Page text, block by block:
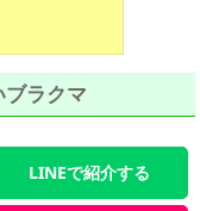
ラクマ
LINEで紹介する